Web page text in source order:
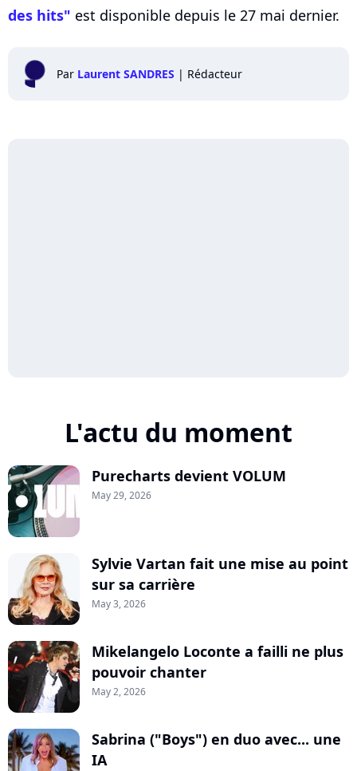
des hits" est disponible depuis le 27 mai dernier.
Par Laurent SANDRES | Rédacteur
L'actu du moment
Purecharts devient VOLUM
May 29, 2026
Sylvie Vartan fait une mise au point
sur sa carrière
May 3, 2026
Mikelangelo Loconte a failli ne plus
pouvoir chanter
May 2, 2026
Sabrina ("Boys") en duo avec... une
IA